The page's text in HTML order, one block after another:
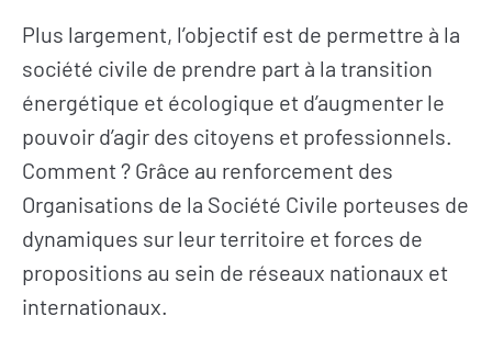
Plus largement, l’objectif est de permettre à la
société civile de prendre part à la transition
énergétique et écologique et d’augmenter le
pouvoir d’agir des citoyens et professionnels.
Comment ? Grâce au renforcement des
Organisations de la Société Civile porteuses de
dynamiques sur leur territoire et forces de
propositions au sein de réseaux nationaux et
internationaux.